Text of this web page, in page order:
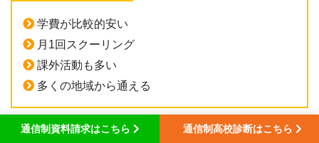
学費が比較的安い
月1回スクーリング
課外活動も多い
多くの地域から通える
通信制資料請求はこちら 通信制高校診断はこちら